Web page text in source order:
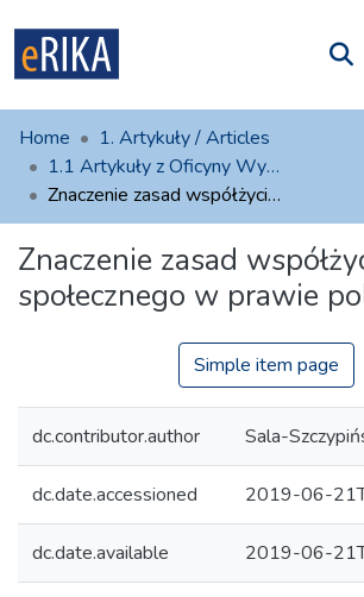
UAFM
Information
Help
Contact
Home
1. Artykuły / Articles
1.1 Artykuły z Oficyny Wydawniczej AFM
Znaczenie zasad współżycia społecznego w prawie polskim
Znaczenie zasad
społecznego w prawie
Simple item page
dc.contributor.author Sala-
dc.date.accessioned 2019-06-
dc.date.available 2019-06-